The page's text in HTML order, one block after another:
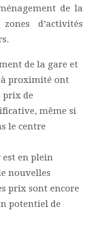
de la
d’activités
de la gare et
proximité ont
prix de
même si
le centre
est en plein
nouvelles
prix sont encore
potentiel de